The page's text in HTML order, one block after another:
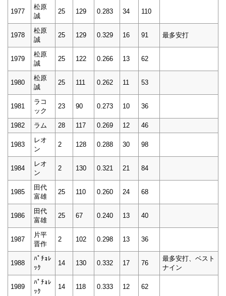
1977
松原
誠
25 129 0.283 34 110
1978
松原
誠
25 129 0.329 16 91 最多安打
1979
松原
誠
25 122 0.266 13 62
1980
松原
誠
25 111 0.262 11 53
1981
ラコ
ック
23 90 0.273 10 36
1982 ラム 28 117 0.269 12 46
1983
レオ
ン
2 128 0.288 30 98
1984
レオ
ン
2 130 0.321 21 84
1985
田代
富雄
25 110 0.260 24 68
1986
田代
富雄
25 67 0.240 13 40
1987
片平
晋作
2 102 0.298 13 36
1988
ﾊﾟﾁｮﾚ
ｯｸ
14 130 0.332 17 76
最多安打、ベスト
ナイン
1989
ﾊﾟﾁｮﾚ
ｯｸ
14 118 0.333 12 62